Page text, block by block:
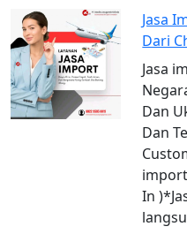
Jasa
Dari
Jasa
Dan
Dan
In